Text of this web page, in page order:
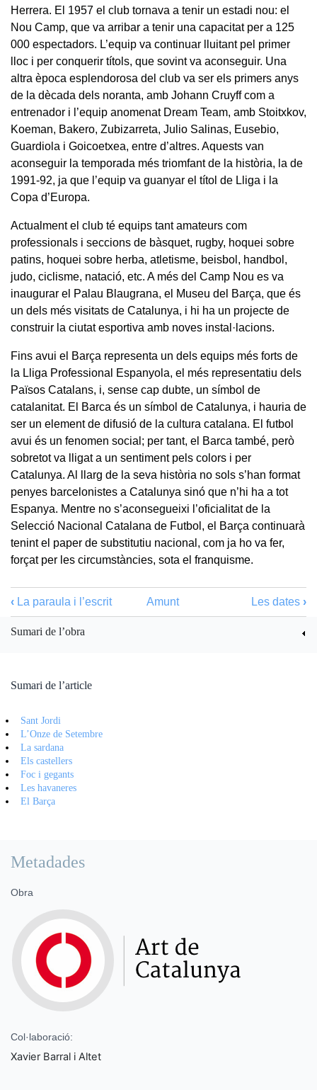
Herrera. El 1957 el club tornava a tenir un estadi nou: el
Nou Camp, que va arribar a tenir una capacitat per a 125
000 espectadors. L’equip va continuar lluitant pel primer
lloc i per conquerir títols, que sovint va aconseguir. Una
altra època esplendorosa del club va ser els primers anys
de la dècada dels noranta, amb Johann Cruyff com a
entrenador i l’equip anomenat Dream Team, amb Stoitxkov,
Koeman, Bakero, Zubizarreta, Julio Salinas, Eusebio,
Guardiola i Goicoetxea, entre d’altres. Aquests van
aconseguir la temporada més triomfant de la història, la de
1991-92, ja que l’equip va guanyar el títol de Lliga i la
Copa d’Europa.
Actualment el club té equips tant amateurs com
professionals i seccions de bàsquet, rugby, hoquei sobre
patins, hoquei sobre herba, atletisme, beisbol, handbol,
judo, ciclisme, natació, etc. A més del Camp Nou es va
inaugurar el Palau Blaugrana, el Museu del Barça, que és
un dels més visitats de Catalunya, i hi ha un projecte de
construir la ciutat esportiva amb noves instal·lacions.
Fins avui el Barça representa un dels equips més forts de
la Lliga Professional Espanyola, el més representatiu dels
Països Catalans, i, sense cap dubte, un símbol de
catalanitat. El Barca és un símbol de Catalunya, i hauria de
ser un element de difusió de la cultura catalana. El futbol
avui és un fenomen social; per tant, el Barca també, però
sobretot va lligat a un sentiment pels colors i per
Catalunya. Al llarg de la seva història no sols s’han format
penyes barcelonistes a Catalunya sinó que n’hi ha a tot
Espanya. Mentre no s’aconsegueixi l’oficialitat de la
Selecció Nacional Catalana de Futbol, el Barça continuarà
tenint el paper de substitutiu nacional, com ja ho va fer,
forçat per les circumstàncies, sota el franquisme.
‹ La paraula i l’escrit Amunt Les dates ›
Sumari de l’obra
Sumari de l’article
Sant Jordi
L’Onze de Setembre
La sardana
Els castellers
Foc i gegants
Les havaneres
El Barça
Metadades
Obra
Col·laboració:
Xavier Barral i Altet